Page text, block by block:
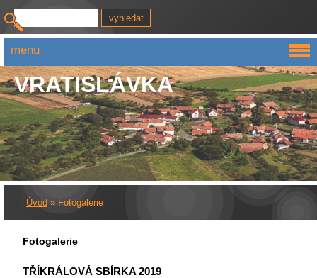
VRATISLÁVKA
Úvod » Fotogalerie
Fotogalerie
TŘÍKRÁLOVÁ SBÍRKA 2019
menu